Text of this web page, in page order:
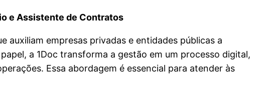
e Assistente de Contratos
auxiliam empresas privadas e entidades públicas a
a 1Doc transforma a gestão em um processo digital,
Essa abordagem é essencial para atender às